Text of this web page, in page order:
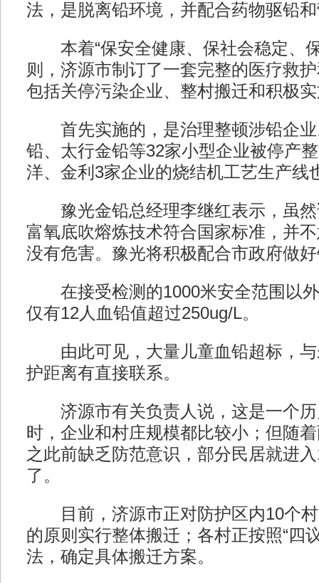
法，是脱离铅环境，并配合药物驱铅
本着“保安全健康、保社会稳定、
则，济源市制订了一套完整的医疗救
包括关停污染企业、整村搬迁和积极
首先实施的，是治理整顿涉铅企业
铅、太行金铅等32家小型企业被停产
洋、金利3家企业的烧结机工艺生产线
豫光金铅总经理李继红表示，虽然
富氧底吹熔炼技术符合国家标准，并
没有危害。豫光将积极配合市政府做
在接受检测的1000米安全范围以外
仅有12人血铅值超过250ug/L。
由此可见，大量儿童血铅超标，与
护距离有直接联系。
济源市有关负责人说，这是一个历
时，企业和村庄规模都比较小；但随
之此前缺乏防范意识，部分民居就进
了。
目前，济源市正对防护区内10个村
的原则实行整体搬迁；各村正按照“四
法，确定具体搬迁方案。